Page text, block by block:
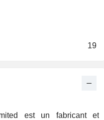
19
est un fabricant et